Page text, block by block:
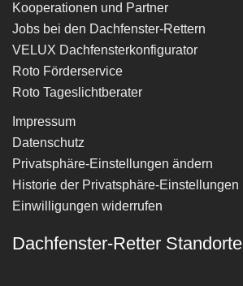
Kooperationen und Partner
Jobs bei den Dachfenster-Rettern
VELUX Dachfensterkonfigurator
Roto Förderservice
Roto Tageslichtberater
Impressum
Datenschutz
Privatsphäre-Einstellungen ändern
Historie der Privatsphäre-Einstellungen
Einwilligungen widerrufen
Dachfenster-Retter Standorte